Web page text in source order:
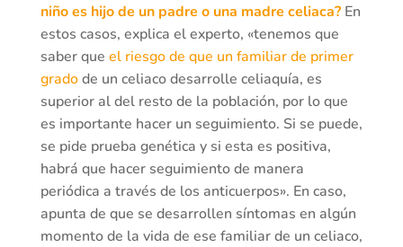
niño es hijo de un padre o una madre celiaca? En
estos casos, explica el experto, «tenemos que
saber que el riesgo de que un familiar de primer
gradode un celiaco desarrolle celiaquía, es
superior al del resto de la población, por lo que
es importante hacer un seguimiento. Si se puede,
se pide prueba genética y si esta es positiva,
habrá que hacer seguimiento de manera
periódica a través de los anticuerpos». En caso,
apunta de que se desarrollen síntomas en algún
momento de la vida de ese familiar de un celiaco,